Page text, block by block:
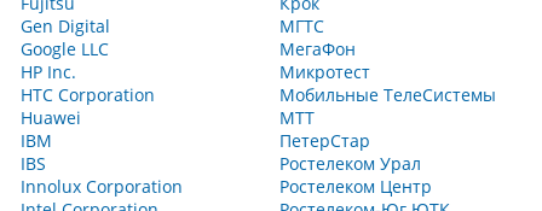
Gen Digital
Google LLC
HP Inc.
HTC Corporation
Huawei
IBM
IBS
Innolux Corporation
МГТС
МегаФон
Микротест
Мобильные ТелеСистемы
МТТ
ПетерСтар
Ростелеком Урал
Ростелеком Центр